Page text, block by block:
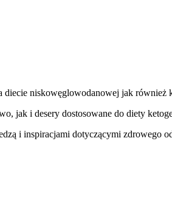
diecie niskowęglowodanowej jak również
jak i desery dostosowane do diety
i inspiracjami dotyczącymi